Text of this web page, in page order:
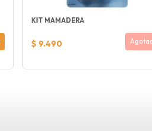
KIT MAMADERA
$ 9.490